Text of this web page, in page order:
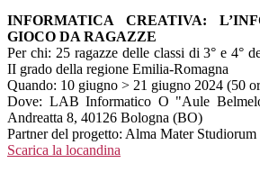
INFORMATICA CREATIVA:
GIOCO DA RAGAZZE
Per chi: 25 ragazze delle classi di 3° e 4°
II grado della regione Emilia-Romagna
Quando: 10 giugno > 21 giugno 2024 (50
Dove: LAB Informatico O "Aule
Andreatta 8, 40126 Bologna (BO)
Partner del progetto: Alma Mater
Scarica la locandina